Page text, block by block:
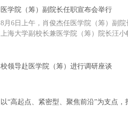
医学院（筹）副院长任职宣布会举行
8月6日上午，肖俊杰任医学院（筹）副院
上海大学副校长兼医学院（筹）院长汪
校领导赴医学院（筹）进行调研座谈
以“高起点、紧密型、聚焦前沿”为支点